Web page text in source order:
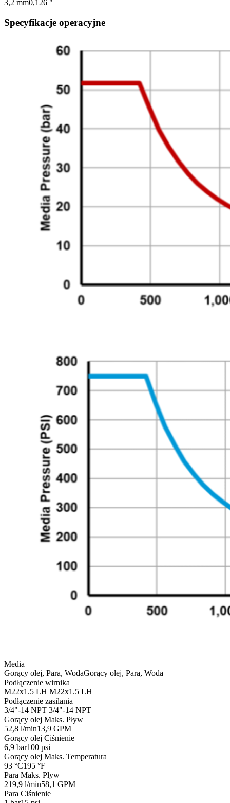
3,2 mm0,126 "
Specyfikacje operacyjne
Media
Gorący olej, Para, WodaGorący olej, Para, Woda
Podłączenie wirnika
M22x1.5 LH M22x1.5 LH
Podłączenie zasilania
3/4"-14 NPT 3/4"-14 NPT
Gorący olej Maks. Pływ
52,8 l/min13,9 GPM
Gorący olej Ciśnienie
6,9 bar100 psi
Gorący olej Maks. Temperatura
93 °C195 °F
Para Maks. Pływ
219,9 l/min58,1 GPM
Para Ciśnienie